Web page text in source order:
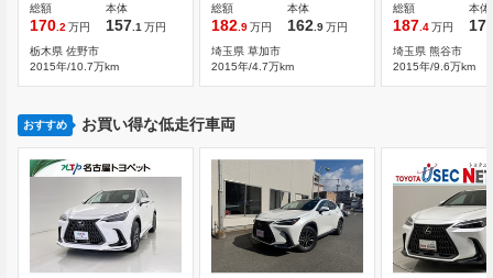
総額
170 .2 万円
本体
157 .1 万円
栃木県 佐野市
2015年/10.7万km
総額
182 .9万円
本体
162 .9万円
埼玉県 草加市
2015年/4.7万km
総額
187 .4万円
本体
埼玉県 熊谷市
2015年/9.6万km
おすすめ お買い得な低走行車両